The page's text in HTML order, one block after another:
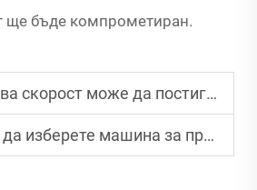
ще бъде компрометиран.
може да постигне типична машина за опаковане на вълнообразни кутии?
машина за производство на вълнообразен картон според обема на производството?